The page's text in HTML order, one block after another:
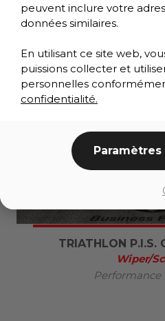
TRIATHLON P.I.S.
Wiper/
Performance
peuvent inclure votre
données similaires.
En utilisant ce site web,
puissions collecter et
personnelles
confidentialité.
Paramètres